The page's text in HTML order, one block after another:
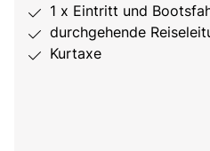
1 x Eintritt und
durchgehende
Kurtaxe